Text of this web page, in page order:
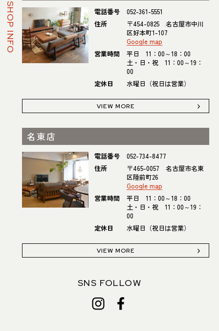
SHOP INFO 電話番号
052-361-5551
住所
〒454-0825 名古屋市中川
区好本町1-107
Google map
営業時間
平日 11：00～18：00
土・日・祝 11：00～19：
00
定休日
水曜日（祝日は営業）
VIEW MORE
名東店
電話番号
052-734-8477
住所
〒465-0057 名古屋市名東
区陸前町26
Google map
営業時間
平日 11：00～18：00
土・日・祝 11：00～19：
00
定休日
水曜日（祝日は営業）
VIEW MORE
SNS FOLLOW